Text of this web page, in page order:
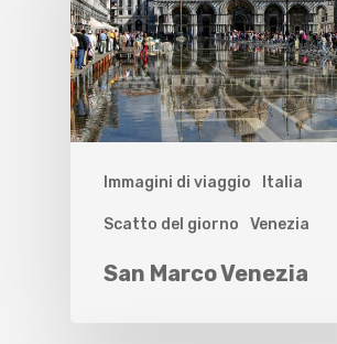
Immagini di viaggio Italia
Scatto del giorno Venezia
San Marco Venezia